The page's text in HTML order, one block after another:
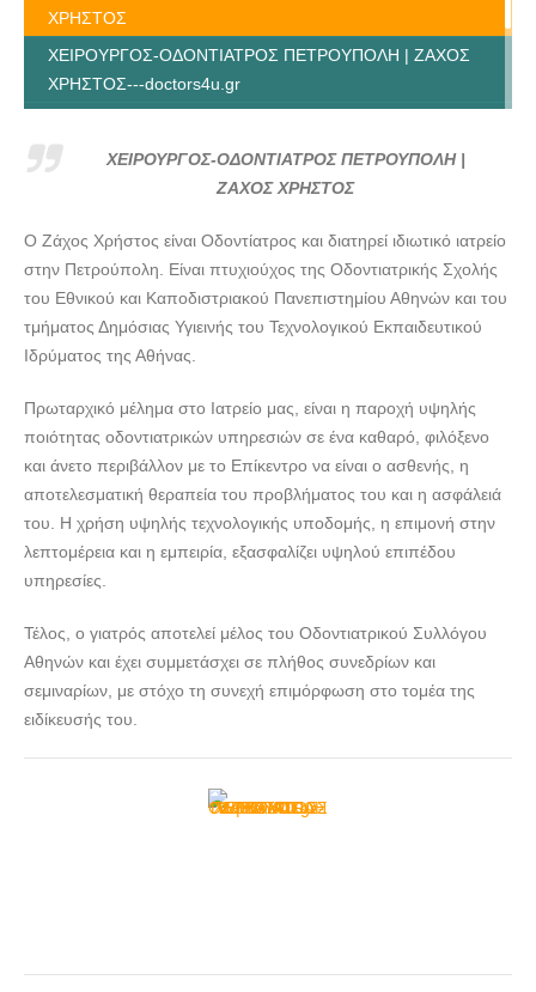
ΧΡΗΣΤΟΣ
ΧΕΙΡΟΥΡΓΟΣ-ΟΔΟΝΤΙΑΤΡΟΣ ΠΕΤΡΟΥΠΟΛΗ | ΖΑΧΟΣ
ΧΡΗΣΤΟΣ---doctors4u.gr
ΧΡΗΣΤΟΣ---doctors4u.gr
ΧΕΙΡΟΥΡΓΟΣ-ΟΔΟΝΤΙΑΤΡΟΣ ΠΕΤΡΟΥΠΟΛΗ | ΖΑΧΟΣ
ΧΕΙΡΟΥΡΓΟΣ-ΟΔΟΝΤΙΑΤΡΟΣ ΠΕΤΡΟΥΠΟΛΗ | ΖΑΧΟΣ
ΧΡΗΣΤΟΣ---doctors4u.gr
ΧΕΙΡΟΥΡΓΟΣ-ΟΔΟΝΤΙΑΤΡΟΣ ΠΕΤΡΟΥΠΟΛΗ |
ΖΑΧΟΣ ΧΡΗΣΤΟΣ
Ο Ζάχος Χρήστος είναι Οδοντίατρος και διατηρεί ιδιωτικό ιατρείο
στην Πετρούπολη. Είναι πτυχιούχος της Οδοντιατρικής Σχολής
του Εθνικού και Καποδιστριακού Πανεπιστημίου Αθηνών και του
τμήματος Δημόσιας Υγιεινής του Τεχνολογικού Εκπαιδευτικού
Ιδρύματος της Αθήνας.
Πρωταρχικό μέλημα στο Ιατρείο μας, είναι η παροχή υψηλής
ποιότητας οδοντιατρικών υπηρεσιών σε ένα καθαρό, φιλόξενο
και άνετο περιβάλλον με το Επίκεντρο να είναι ο ασθενής, η
αποτελεσματική θεραπεία του προβλήματος του και η ασφάλειά
του. Η χρήση υψηλής τεχνολογικής υποδομής, η επιμονή στην
λεπτομέρεια και η εμπειρία, εξασφαλίζει υψηλού επιπέδου
υπηρεσίες.
Τέλος, ο γιατρός αποτελεί μέλος του Οδοντιατρικού Συλλόγου
Αθηνών και έχει συμμετάσχει σε πλήθος συνεδρίων και
σεμιναρίων, με στόχο τη συνεχή επιμόρφωση στο τομέα της
ειδίκευσής του.